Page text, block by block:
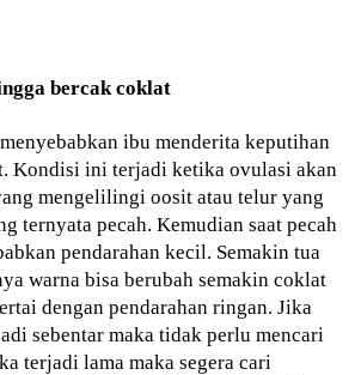
bercak coklat
ibu menderita keputihan
Kondisi ini terjadi ketika ovulasi akan
mengelilingi oosit atau telur yang
ternyata pecah. Kemudian saat pecah
pendarahan kecil. Semakin tua
warna bisa berubah semakin coklat
dengan pendarahan ringan. Jika
sebentar maka tidak perlu mencari
terjadi lama maka segera cari